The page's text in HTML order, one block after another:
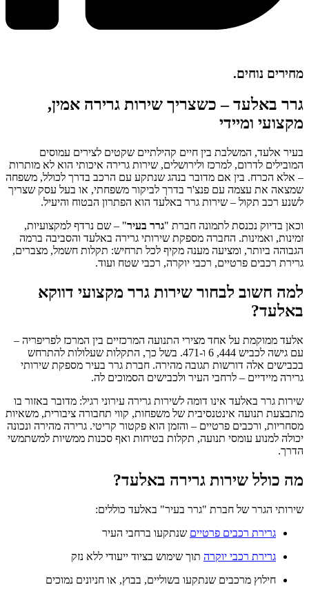
מחירים נוחים.
גרר באלעד – כשצריך שירות גרירה אמין,
מקצועי ומיידי
בעיר אלעד, המשלבת בין חיים קהילתיים שקטים לצירים עמוסים
המובילים לדרום, למרכז ולירושלים, שירות גרירה איכותי הוא לא מותרות
– אלא הכרח. בין אם מדובר בנהג שנתקע עם הרכב בדרך לכולל, משפחה
שמצאה את עצמה עם פנצ'ר בדרך לביקור משפחתי, או בעל עסק שצריך
לשנע רכב תקול – שירות גרר באלעד הוא הפתרון הבטוח והיעיל.
וכאן בדיוק נכנסת לתמונה חברת "גרר בעיר" – שם נרדף למקצועיות,
זמינות, ואמינות. החברה מספקת שירותי גרירה באלעד והסביבה ברמה
הגבוהה ביותר, ומציעה מענה מקיף לכל תרחיש: תקלות חשמל, מצברים,
גרירת רכבים פרטיים, רכבי יוקרה, רכבי שטח ועוד.
למה חשוב לבחור שירות גרר מקצועי דווקא
באלעד?
אלעד ממוקמת על אחד מצירי התנועה המרכזיים בין המרכז לפריפריה –
עם גישה לכביש 444, 6 ו-471. בשל כך, התקלות שעלולות להתרחש
בכבישים אלה דורשות תגובה מהירה. חברת גרר בעיר מספקת שירותי
גרירה מיידיים – לרחבי העיר ולכבישים הסמוכים לה.
שירות גרר באלעד אינו דומה לשירות גרירה עירוני רגיל: מדובר באזור בו
מתבצעת תנועה אינטנסיבית של משפחות, קווי תחבורה ציבורית, משאיות
מסחריות, ורכבים פרטיים – והזמן הוא פקטור קריטי. גרירה מהירה ונכונה
יכולה למנוע עומסי תנועה, תקלות בטיחות ואף סכנות ממשיות למשתמשי
הדרך.
מה כולל שירות גרירה באלעד?
שירותי הגרר של חברת "גרר בעיר" באלעד כוללים:
גרירת רכבים פרטיים שנתקעו ברחבי העיר
גרירת רכבי יוקרה תוך שימוש בציוד ייעודי ללא נזק
חילוץ מרכבים שנתקעו בשוליים, בבוץ, או חניונים נמוכים